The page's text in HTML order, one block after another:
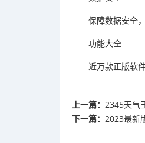
保障数据安全
功能大全
近万款正版软
上一篇： 2345天气
下一篇： ​2023最新